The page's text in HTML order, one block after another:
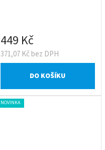
371,07 Kč bez DPH
449 Kč
DO KOŠÍKU
NOVINKA